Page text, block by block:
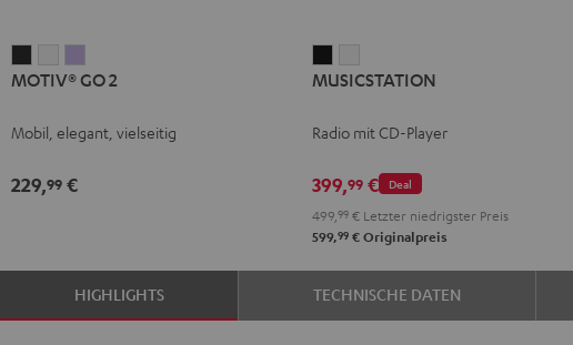
GO
Night
GO
Silver
GO
Soft
MOTIV® GO 2
Mobil, elegant, vielseitig
229,99 €
Schwarz
Weiß
MUSICSTATION
Radio mit CD-Player
Deal
399,99€
499, 99€Letzter niedrigster Preis
599,99€Originalpreis
HIGHLIGHTS TECHNISCHE DATEN